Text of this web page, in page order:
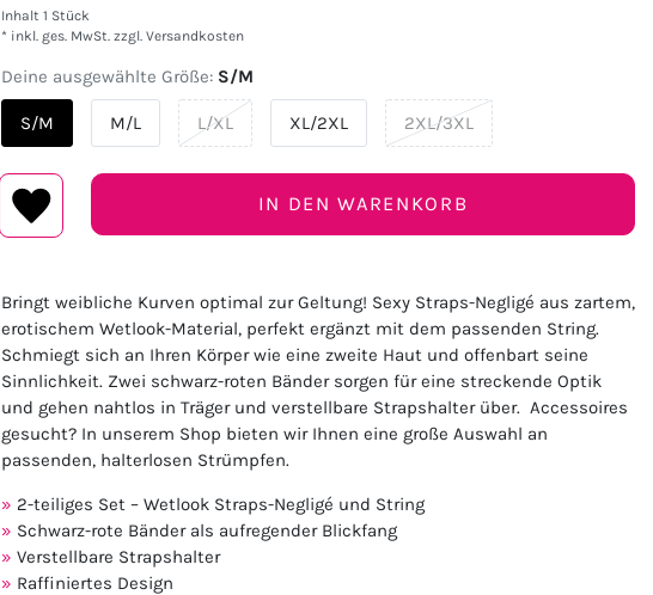
Inhalt 1 Stück
* inkl. ges. MwSt. zzgl. Versandkosten
Deine ausgewählte Größe: S/M
S/M M/L L/XL XL/2XL 2XL/3XL
IN DEN WARENKORB
Bringt weibliche Kurven optimal zur Geltung! Sexy Straps-Negligé aus zartem,
erotischem Wetlook-Material, perfekt ergänzt mit dem passenden String.
Schmiegt sich an Ihren Körper wie eine zweite Haut und offenbart seine
Sinnlichkeit. Zwei schwarz-roten Bänder sorgen für eine streckende Optik
und gehen nahtlos in Träger und verstellbare Strapshalter über. Accessoires
gesucht? In unserem Shop bieten wir Ihnen eine große Auswahl an
passenden, halterlosen Strümpfen.
2-teiliges Set – Wetlook Straps-Negligé und String
Schwarz-rote Bänder als aufregender Blickfang
Verstellbare Strapshalter
Raffiniertes Design